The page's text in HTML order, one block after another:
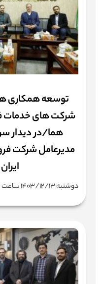
توسعه همکاری
شرکت های خدمات
هما/در دیدار
مدیرعامل شرکت
دوشنبه ۱۴۰۳/۱۲/۱۳ ساعت ۱۱:۳۶